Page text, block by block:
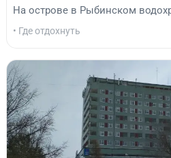
На острове в Рыбинском
• Где отдохнуть